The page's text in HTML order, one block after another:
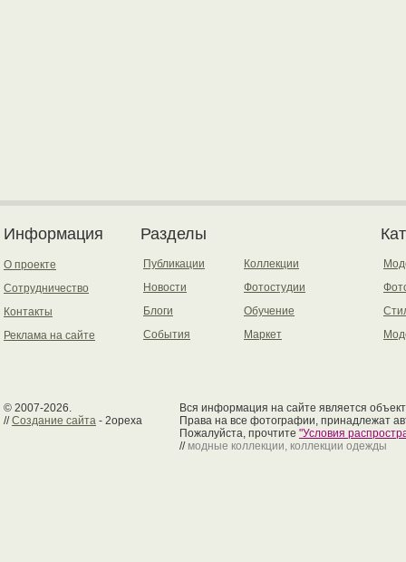
Информация
О проекте
Сотрудничество
Контакты
Реклама на сайте
Разделы
Публикации
Новости
Блоги
События
Коллекции
Фотостудии
Обучение
Маркет
© 2007-2026.
//Создание сайта - 2opexa
Вся информация на сайте является
Права на все фотографии, принадлежат
Пожалуйста, прочтите "Условия
// модные коллекции, коллекции одежды